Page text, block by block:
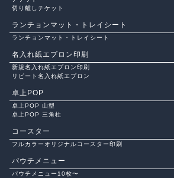
切り離しチケット
ランチョンマット・トレイシート
ランチョンマット・トレイシート
名入れ紙エプロン印刷
新規名入れ紙エプロン印刷
リピート名入れ紙エプロン
卓上POP
卓上POP 山型
卓上POP 三角柱
コースター
フルカラーオリジナルコースター印刷
パウチメニュー
パウチメニュー10枚〜